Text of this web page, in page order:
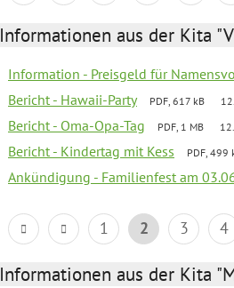
Informationen aus der Kita
Information - Preisgeld für
Bericht - Hawaii-Party PDF, 617 kB
Bericht - Oma-Opa-Tag PDF, 1 MB
Bericht - Kindertag mit Kess PDF, 499
Ankündigung - Familienfest am
1 2 3 4
Informationen aus der Kita